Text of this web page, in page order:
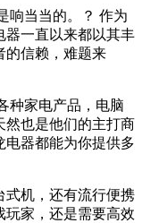
响当当的。？ 作为
器一直以来都以其丰
的信赖，难题来
种家电产品，电脑
然也是他们的主打商
电器都能为你提供多
式机，还有流行便携
玩家，还是需要高效